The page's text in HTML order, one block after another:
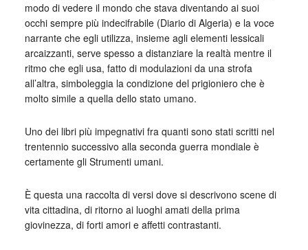
modo di vedere il mondo che stava diventando ai suoi
occhi sempre più indecifrabile (Diario di Algeria) e la voce
narrante che egli utilizza, insieme agli elementi lessicali
arcaizzanti, serve spesso a distanziare la realtà mentre il
ritmo che egli usa, fatto di modulazioni da una strofa
all’altra, simboleggia la condizione del prigioniero che è
molto simile a quella dello stato umano.
Uno dei libri più impegnativi fra quanti sono stati scritti nel
trentennio successivo alla seconda guerra mondiale è
certamente gli Strumenti umani.
È questa una raccolta di versi dove si descrivono scene di
vita cittadina, di ritorno ai luoghi amati della prima
giovinezza, di forti amori e affetti contrastanti.